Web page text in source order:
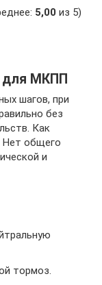
5,00 из 5)
для МКПП
шагов, при
без
Как
Нет общего
и
тормоз.